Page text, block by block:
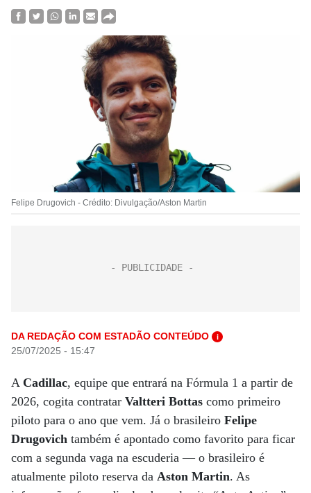
Felipe Drugovich - Crédito: Divulgação/Aston Martin
DA REDAÇÃO COM ESTADÃO CONTEÚDO i
25/07/2025 - 15:47
A Cadillac, equipe que entrará na Fórmula 1 a partir de
2026, cogita contratar Valtteri Bottas como primeiro
piloto para o ano que vem. Já o brasileiro Felipe
Drugovich também é apontado como favorito para ficar
com a segunda vaga na escuderia — o brasileiro é
atualmente piloto reserva da Aston Martin. As